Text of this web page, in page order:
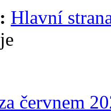
Hlavní
červnem